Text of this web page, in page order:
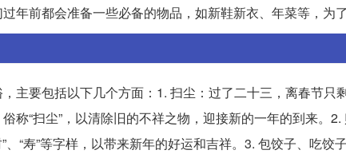
年前都会准备一些必备的物品，如新鞋新衣、年菜等，为
主要包括以下几个方面：1. 扫尘：过了二十三，离春节只
称“扫尘”，以清除旧的不祥之物，迎接新的一年的到来。
、“寿”等字样，以带来新年的好运和吉祥。3. 包饺子、吃